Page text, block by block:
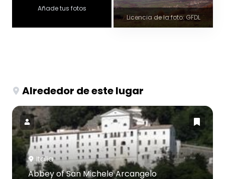
Añade tus fotos
Licencia de la foto: GFDL
Alrededor de este lugar
Italia
Abbey of San Michele Arcangelo